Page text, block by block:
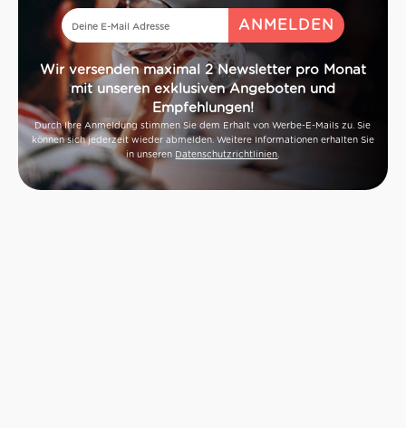
Wir versenden maximal 2 Newsletter pro Monat
mit unseren exklusiven Angeboten und
Empfehlungen!
Durch Ihre Anmeldung stimmen Sie dem Erhalt von Werbe-E-Mails zu. Sie
können sich jederzeit wieder abmelden. Weitere Informationen erhalten Sie
in unseren Datenschutzrichtlinien